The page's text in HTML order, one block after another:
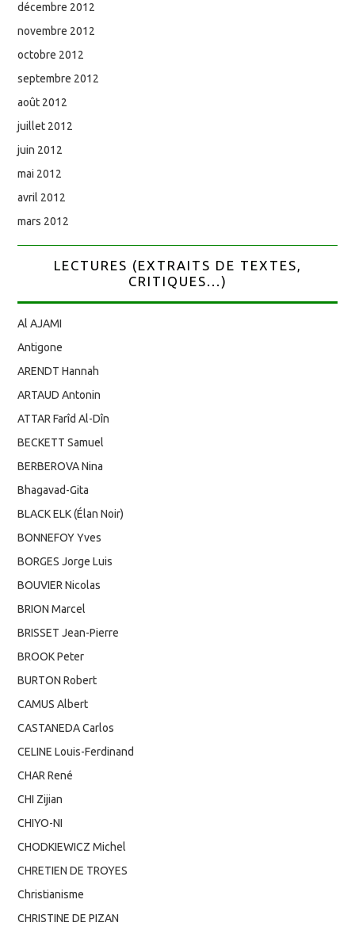
décembre 2012
novembre 2012
octobre 2012
septembre 2012
août 2012
juillet 2012
juin 2012
mai 2012
avril 2012
mars 2012
LECTURES (EXTRAITS DE TEXTES,
CRITIQUES...)
Al AJAMI
Antigone
ARENDT Hannah
ARTAUD Antonin
ATTAR Farîd Al-Dîn
BECKETT Samuel
BERBEROVA Nina
Bhagavad-Gita
BLACK ELK (Élan Noir)
BONNEFOY Yves
BORGES Jorge Luis
BOUVIER Nicolas
BRION Marcel
BRISSET Jean-Pierre
BROOK Peter
BURTON Robert
CAMUS Albert
CASTANEDA Carlos
CELINE Louis-Ferdinand
CHAR René
CHI Zijian
CHIYO-NI
CHODKIEWICZ Michel
CHRETIEN DE TROYES
Christianisme
CHRISTINE DE PIZAN